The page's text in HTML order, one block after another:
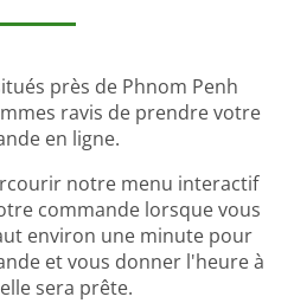
près de Phnom Penh
ravis de prendre votre
en ligne.
notre menu interactif
commande lorsque vous
environ une minute pour
et vous donner l'heure à
sera prête.